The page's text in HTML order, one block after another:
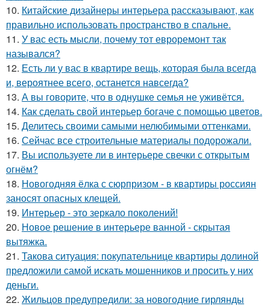
10. Китайские дизайнеры интерьера рассказывают, как
правильно использовать пространство в спальне.
11. У вас есть мысли, почему тот евроремонт так
назывался?
12. Есть ли у вас в квартире вещь, которая была всегда
и, вероятнее всего, останется навсегда?
13. А вы говорите, что в однушке семья не уживётся.
14. Как сделать свой интерьер богаче с помощью цветов.
15. Делитесь своими самыми нелюбимыми оттенками.
16. Сейчас все строительные материалы подорожали.
17. Вы используете ли в интерьере свечки с открытым
огнём?
18. Новогодняя ёлка с сюрпризом - в квартиры россиян
заносят опасных клещей.
19. Интерьер - это зеркало поколений!
20. Новое решение в интерьере ванной - скрытая
вытяжка.
21. Такова ситуация: покупательнице квартиры долиной
предложили самой искать мошенников и просить у них
деньги.
22. Жильцов предупредили: за новогодние гирлянды